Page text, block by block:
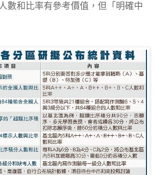
數和比率有參考價值，但「明確中